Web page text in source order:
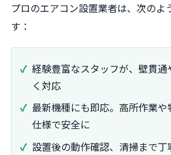
プロのエアコン設置業者は、次のよ
す：
経験豊富なスタッフが、壁貫通
く対応
最新機種にも即応。高所作業や
仕様で安全に
設置後の動作確認、清掃まで丁